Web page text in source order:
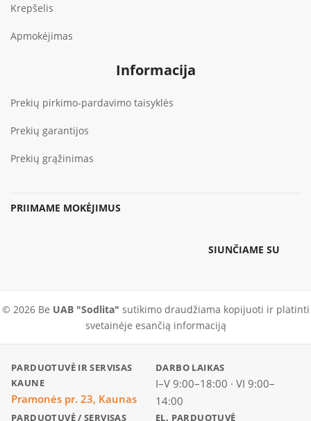
Krepšelis
Apmokėjimas
Informacija
Prekių pirkimo-pardavimo taisyklės
Prekių garantijos
Prekių grąžinimas
PRIIMAME MOKĖJIMUS
SIUNČIAME SU
© 2026 Be UAB "Sodlita" sutikimo draudžiama kopijuoti ir platinti
svetainėje esančią informaciją
PARDUOTUVĖ IR SERVISAS
KAUNE
Pramonės pr. 23, Kaunas
DARBO LAIKAS
I–V 9:00–18:00 · VI 9:00–
14:00
PARDUOTUVĖ / SERVISAS EL. PARDUOTUVĖ